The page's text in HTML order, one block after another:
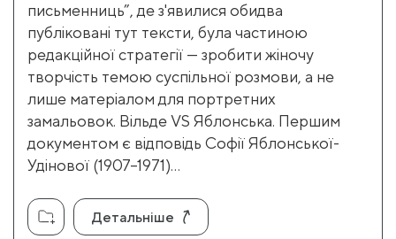
письменниць”, де з'явилися обидва
публіковані тут тексти, була частиною
редакційної стратегії — зробити жіночу
творчість темою суспільної розмови, а не
лише матеріалом для портретних
замальовок. Вільде VS Яблонська. Першим
документом є відповідь Софії Яблонської-
Удінової (1907–1971)...
Детальніше